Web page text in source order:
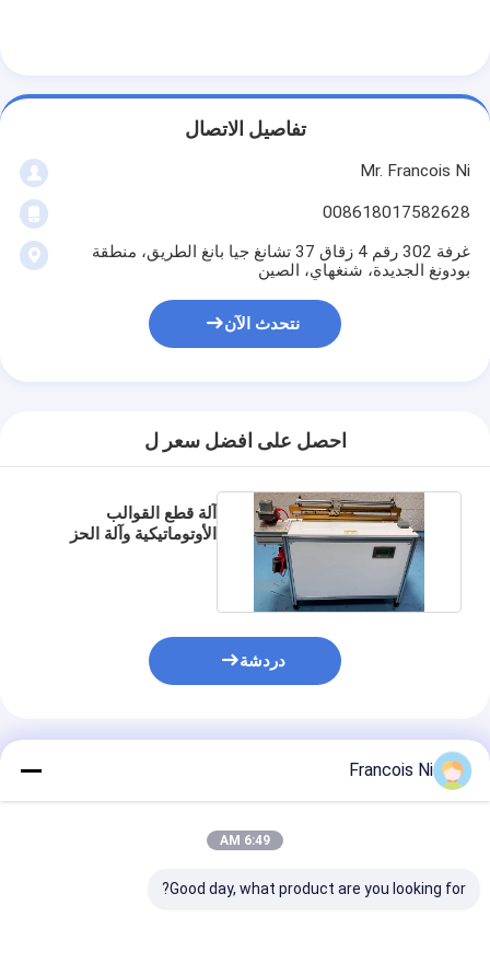
منتجات
تفاصيل الاتصال
Mr. Francois Ni
008618017582628
غرفة 302 رقم 4 زقاق 37 تشانغ جيا بانغ الطريق، منطقة
بودونغ الجديدة، شنغهاي، الصين
نتحدث الآن
احصل على افضل سعر ل
آلة قطع القوالب
الأوتوماتيكية وآلة الحز
دردشة
المنتجات الموصى بها
Francois Ni
6:49 AM
Good day, what product are you looking for?